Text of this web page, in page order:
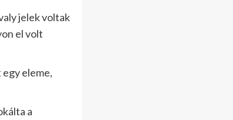
jelek voltak
el volt
eleme,
a